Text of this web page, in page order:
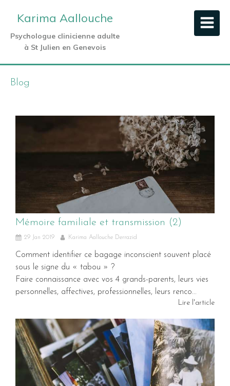
Karima Aallouche
Psychologue clinicienne adulte
à St Julien en Genevois
Blog
Mémoire familiale et transmission (2)
29 Jan 2019 Karima Aallouche Derrazid
Comment identifier ce bagage inconscient souvent placé
sous le signe du « tabou » ?
Faire connaissance avec vos 4 grands-parents, leurs vies
personnelles, affectives, professionnelles, leurs renco...
Lire l'article